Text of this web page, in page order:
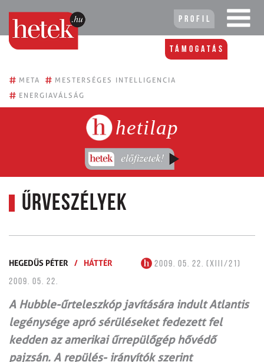
Profil
Támogatás
# META # MESTERSÉGES INTELLIGENCIA
# ENERGIAVÁLSÁG
hetilap
Űrveszélyek
HEGEDŰS PÉTER / HÁTTÉR
2009. 05. 22. (XIII/21)
2009. 05. 22.
A Hubble-űrteleszkóp javítására indult Atlantis
legénysége apró sérüléseket fedezett fel
kedden az amerikai űrrepülőgép hővédő
pajzsán. A repülés- irányítók szerint